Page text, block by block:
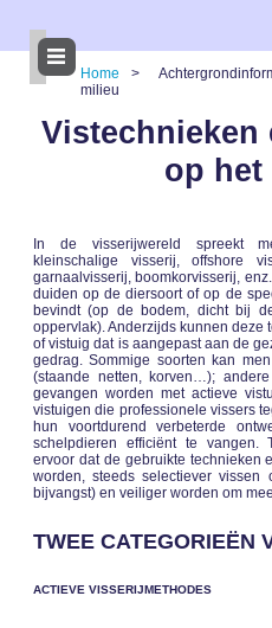
inhoud
Kruimelpad
Home
milieu
Vistechnieken
op het
In de visserijwereld spreekt
kleinschalige visserij, offshore
garnaalvisserij, boomkorvisserij,
duiden op de diersoort of op de
bevindt (op de bodem, dicht bij
oppervlak). Anderzijds kunnen deze
of vistuig dat is aangepast aan de
gedrag. Sommige soorten kan
(staande netten, korven…);
gevangen worden met actieve
vistuigen die professionele vissers
hun voortdurend verbeterde
schelpdieren efficiënt te vangen.
ervoor dat de gebruikte technieken
worden, steeds selectiever
bijvangst) en veiliger worden om
TWEE CATEGORIEËN
ACTIEVE VISSERIJMETHODES